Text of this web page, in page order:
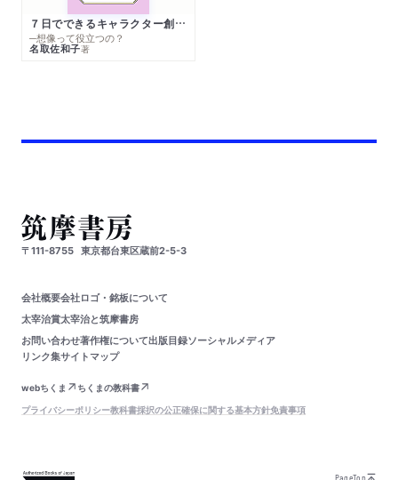
７日でできるキャラクター創作入門
─想像って役立つの？
名取佐和子著
〒111-8755 東京都台東区蔵前2-5-3
会社概要会社ロゴ・銘板について
太宰治賞太宰治と筑摩書房
お問い合わせ著作権について出版目録ソーシャルメディア
リンク集サイトマップ
webちくま
ちくまの教科書
プライバシーポリシー教科書採択の公正確保に関する基本方針免責事項
PageTop